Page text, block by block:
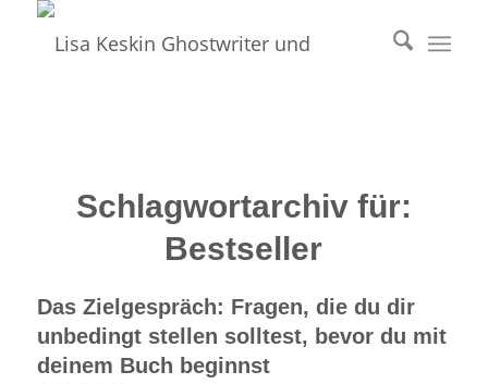
Schlagwortarchiv für:
Bestseller
Das Zielgespräch: Fragen, die du dir
unbedingt stellen solltest, bevor du mit
deinem Buch beginnst